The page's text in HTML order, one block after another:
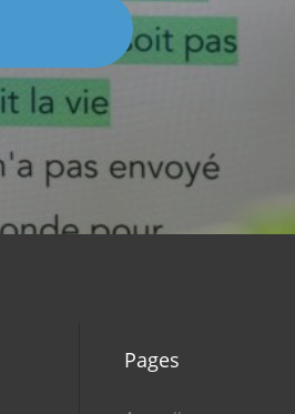
Pages